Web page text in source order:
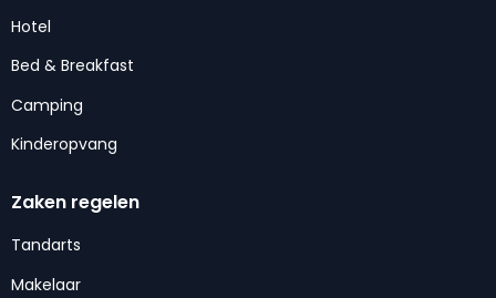
Hotel
Bed & Breakfast
Camping
Kinderopvang
Zaken regelen
Tandarts
Makelaar